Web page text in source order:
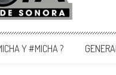
De
Y #MICHA ?